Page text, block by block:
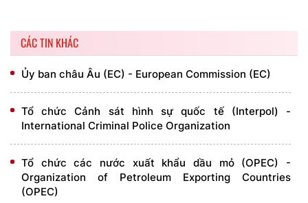
CÁC TIN KHÁC
Ủy ban châu Âu (EC) - European Commission (EC)
Tổ chức Cảnh sát hình sự quốc tế (Interpol) -
International Criminal Police Organization
Tổ chức các nước xuất khẩu dầu mỏ (OPEC) -
Organization of Petroleum Exporting Countries
(OPEC)